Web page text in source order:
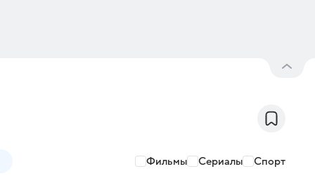
Фильмы Сериалы Спорт